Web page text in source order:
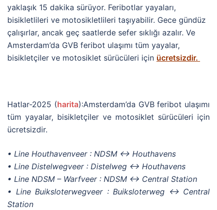
yaklaşık 15 dakika sürüyor. Feribotlar yayaları,
bisikletlileri ve motosikletlileri taşıyabilir. Gece gündüz
çalışırlar, ancak geç saatlerde sefer sıklığı azalır. Ve
Amsterdam’da GVB feribot ulaşımı tüm yayalar,
bisikletçiler ve motosiklet sürücüleri için ücretsizdir.
Hatlar-2025 (harita):Amsterdam’da GVB feribot ulaşımı
tüm yayalar, bisikletçiler ve motosiklet sürücüleri için
ücretsizdir.
• Line Houthavenveer : NDSM ↔ Houthavens
• Line Distelwegveer : Distelweg ↔ Houthavens
• Line NDSM – Warfveer : NDSM ↔ Central Station
• Line Buiksloterwegveer : Buiksloterweg ↔ Central
Station